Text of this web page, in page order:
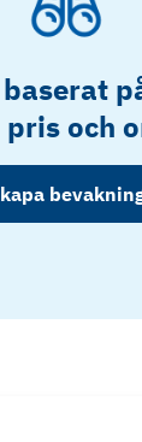
och